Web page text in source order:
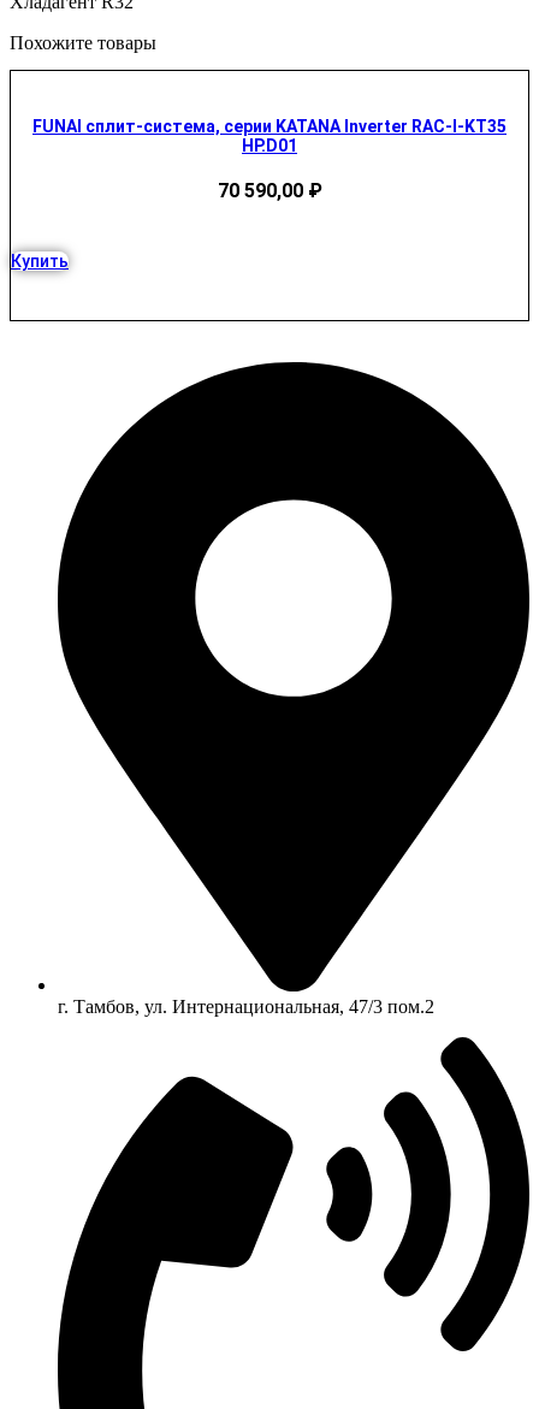
Похожите товары
FUNAI сплит-система, серии KATANA Inverter RAC-I-KT35
HP.D01
70 590,00 ₽
Купить
г. Тамбов, ул. Интернациональная, 47/3 пом.2